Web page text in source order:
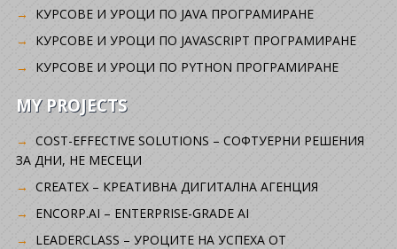
КУРСОВЕ И УРОЦИ ПО JAVA ПРОГРАМИРАНЕ
КУРСОВЕ И УРОЦИ ПО JAVASCRIPT ПРОГРАМИРАНЕ
КУРСОВЕ И УРОЦИ ПО PYTHON ПРОГРАМИРАНЕ
MY PROJECTS
COST-EFFECTIVE SOLUTIONS – СОФТУЕРНИ РЕШЕНИЯ
ЗА ДНИ, НЕ МЕСЕЦИ
CREATEX – КРЕАТИВНА ДИГИТАЛНА АГЕНЦИЯ
ENCORP.AI – ENTERPRISE-GRADE AI
LEADERCLASS – УРОЦИТЕ НА УСПЕХА ОТ